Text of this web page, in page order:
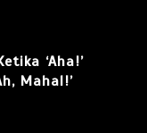
‘Aha!’
Mahal!’